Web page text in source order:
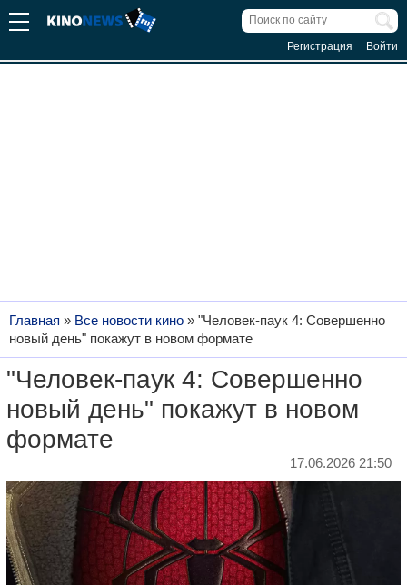
Регистрация Войти
Главная » Все новости кино » "Человек-паук 4: Совершенно
новый день" покажут в новом формате
"Человек-паук 4: Совершенно
новый день" покажут в новом
формате
17.06.2026 21:50